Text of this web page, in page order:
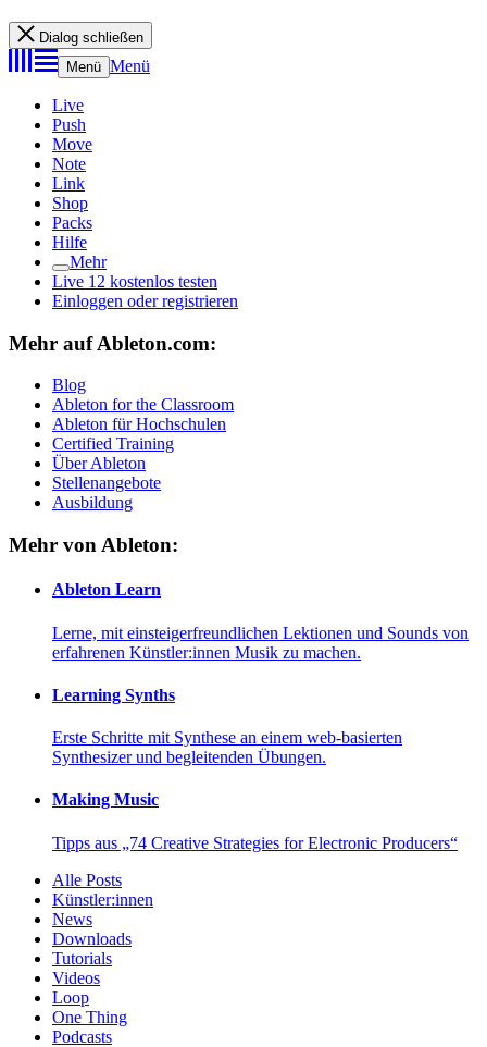
Dialog schließen
Menü Menü
Live
Push
Move
Note
Link
Shop
Packs
Hilfe
Mehr
Live 12 kostenlos testen
Einloggen oder registrieren
Mehr auf Ableton.com:
Blog
Ableton for the Classroom
Ableton für Hochschulen
Certified Training
Über Ableton
Stellenangebote
Ausbildung
Mehr von Ableton:
Ableton Learn
Lerne, mit einsteigerfreundlichen Lektionen und Sounds von
erfahrenen Künstler:innen Musik zu machen.
Learning Synths
Erste Schritte mit Synthese an einem web-basierten
Synthesizer und begleitenden Übungen.
Making Music
Tipps aus „74 Creative Strategies for Electronic Producers“
Alle Posts
Künstler:innen
News
Downloads
Tutorials
Videos
Loop
One Thing
Podcasts